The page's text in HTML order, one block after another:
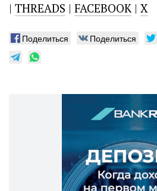
| THREADS | FACEBOOK| X
Поделиться Поделиться